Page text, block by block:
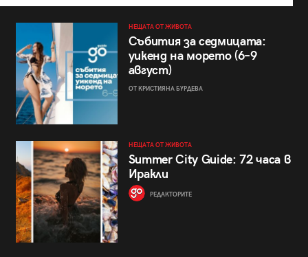
НЕЩАТА ОТ ЖИВОТА
Събития за седмицата:
уикенд на морето (6–9
август)
ОТ КРИСТИЯНА БУРДЕВА
НЕЩАТА ОТ ЖИВОТА
Summer City Guide: 72 часа в
Иракли
РЕДАКТОРИТЕ